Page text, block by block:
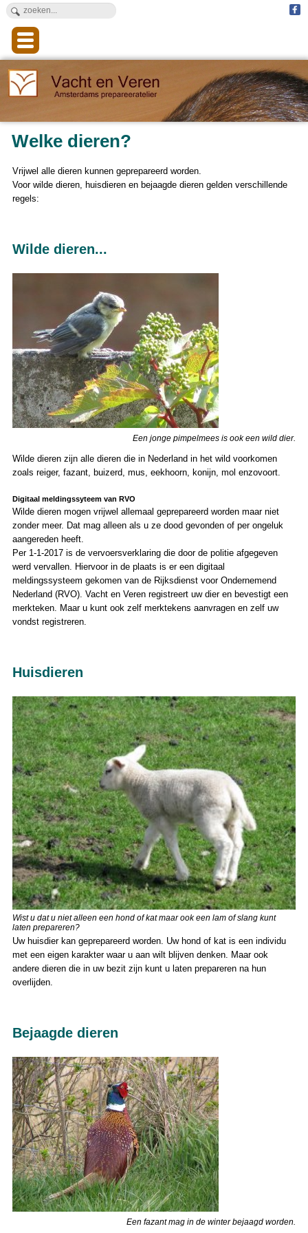
Welke dieren?
Vrijwel alle dieren kunnen geprepareerd worden.
Voor wilde dieren, huisdieren en bejaagde dieren gelden verschillende
regels:
Wilde dieren...
Een jonge pimpelmees is ook een wild dier.
Wilde dieren zijn alle dieren die in Nederland in het wild voorkomen
zoals reiger, fazant, buizerd, mus, eekhoorn, konijn, mol enzovoort.
Digitaal meldingssyteem van RVO
Wilde dieren mogen vrijwel allemaal geprepareerd worden maar niet
zonder meer. Dat mag alleen als u ze dood gevonden of per ongeluk
aangereden heeft.
Per 1-1-2017 is de vervoersverklaring die door de politie afgegeven
werd vervallen. Hiervoor in de plaats is er een digitaal
meldingssysteem gekomen van de Rijksdienst voor Ondernemend
Nederland (RVO). Vacht en Veren registreert uw dier en bevestigt een
merkteken. Maar u kunt ook zelf merktekens aanvragen en zelf uw
vondst registreren.
Huisdieren
Wist u dat u niet alleen een hond of kat maar ook een lam of slang kunt
laten prepareren?
Uw huisdier kan geprepareerd worden. Uw hond of kat is een individu
met een eigen karakter waar u aan wilt blijven denken. Maar ook
andere dieren die in uw bezit zijn kunt u laten prepareren na hun
overlijden.
Bejaagde dieren
Een fazant mag in de winter bejaagd worden.